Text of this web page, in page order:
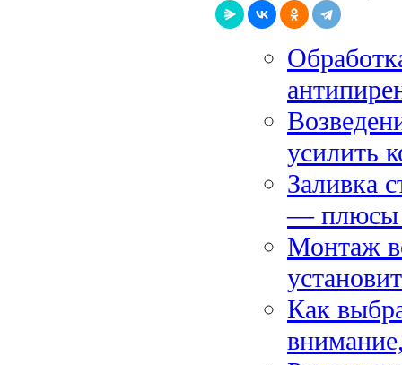
усилить
Заливка
— плюсы
Монтаж
Как